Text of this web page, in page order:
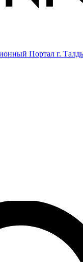
Портал г.